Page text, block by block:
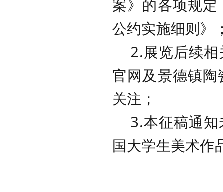
案》的各项规
公约实施细则》
2.展览后续相
官网及景德镇
关注；
3.本征稿通知
国大学生美术作